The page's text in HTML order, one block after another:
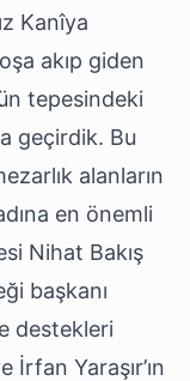
Kanîya
akıp giden
tepesindeki
geçirdik. Bu
alanların
en önemli
Nihat Bakış
başkanı
destekleri
Yaraşır’ın